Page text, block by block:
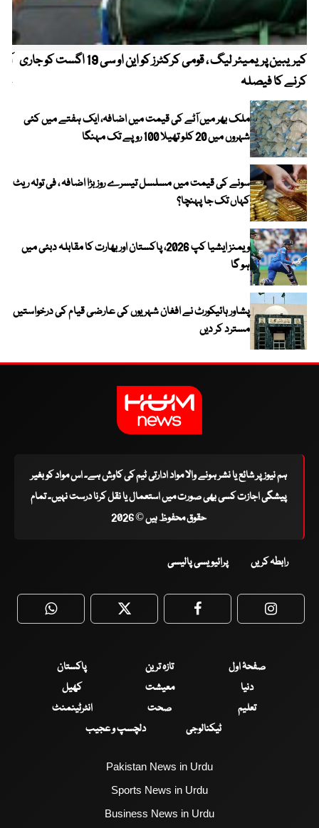
کیریبین پریمیئر لیگ ، قومی کرکٹرز کو این او سی 19 اگست کو جاری
کرنے کا فیصلہ
ملک بھر میں آٹے کی قیمت میں اضافہ، ایک ہفتے میں کئی
شہروں میں 20 کلو تھیلا 100 روپے تک مہنگا
سونے کی قیمت میں مسلسل تیسرے روز بڑا اضافہ ، فی تولہ ریٹ
کہاں تک جا پہنچا؟
ویمنز ایشیا کپ 2026، پاکستان اور بھارت کا مقابلہ دبئی میں
ہو گا
پشاور ہائیکورٹ نے افغان شہریوں کی عارضی قیام کی درخواستیں
مسترد کر دیں
ہم نیوز پر شائع یا نشر ہونے والا مواد ادارتی ٹیم کی کاوش ہے۔ اس مواد کو بغیر
پیشگی اجازت کسی بھی صورت میں استعمال یا نقل کرنا درست نہیں۔ تمام
حقوق محفوظ ہیں © 2026
رابطہ کریں پرائیویسی پالیسی
WhatsApp Twitter Facebook
صفحۂ اول تازہ ترین
پاکستان
دنیا
معیشت
کھیل
تعلیم
صحت
انٹرٹینمنٹ
ٹیکنالوجی
دلچسپ و عجیب
Pakistan News in Urdu
Sports News in Urdu
Business News in Urdu